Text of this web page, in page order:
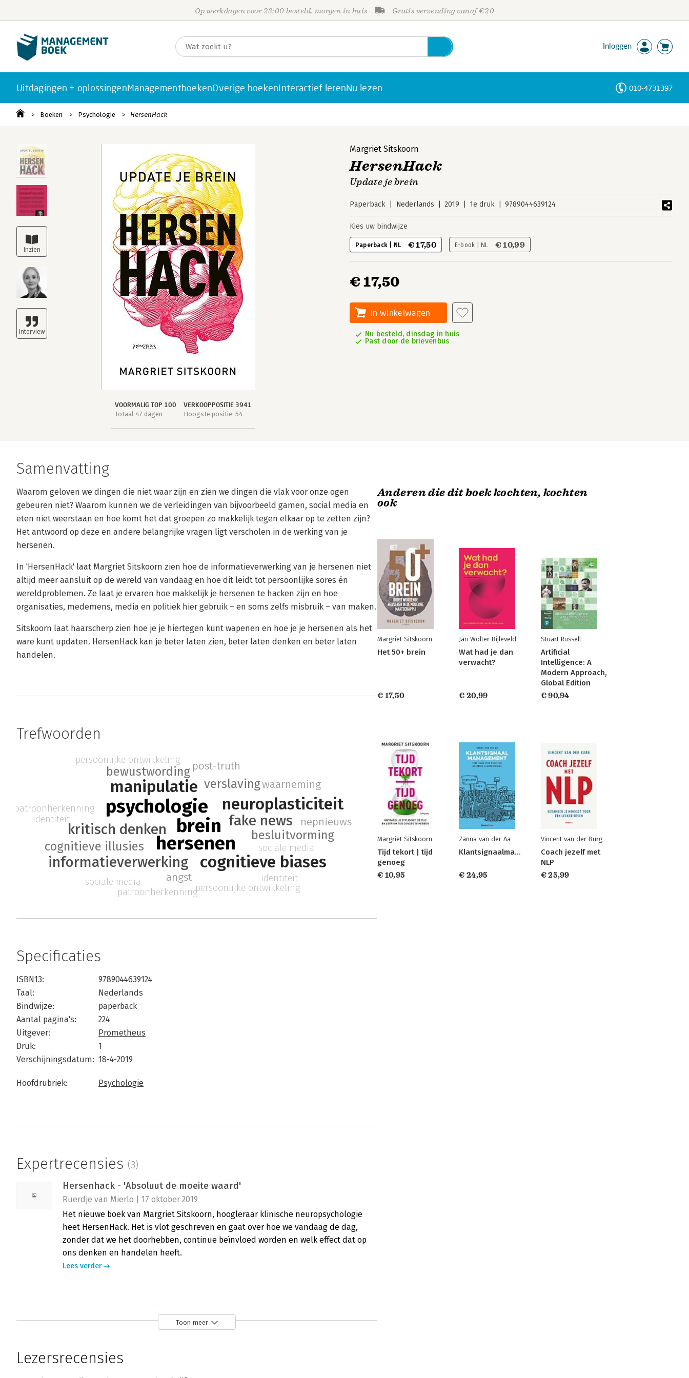
Op werkdagen voor 23:00 besteld, morgen in huis Gratis verzending vanaf €20
Inloggen
Uitdagingen + oplossingenManagementboekenOverige boekenInteractief lerenNu lezen 010-4731397
Boeken Psychologie HersenHack
VOORMALIG TOP 100
Totaal 47 dagen
VERKOOPPOSITIE 3941
Hoogste positie: 54
Margriet Sitskoorn
HersenHack
Update je brein
Paperback Nederlands 2019 1e druk 9789044639124
Kies uw bindwijze
Paperback | NL € 17,50 E-book | NL € 10,99
€ 17,50
In winkelwagen
Nu besteld, dinsdag in huis
Past door de brievenbus
Samenvatting
Waarom geloven we dingen die niet waar zijn en zien we dingen die vlak voor onze ogen
gebeuren niet? Waarom kunnen we de verleidingen van bijvoorbeeld gamen, social media en
eten niet weerstaan en hoe komt het dat groepen zo makkelijk tegen elkaar op te zetten zijn?
Het antwoord op deze en andere belangrijke vragen ligt verscholen in de werking van je
hersenen.
In 'HersenHack' laat Margriet Sitskoorn zien hoe de informatieverwerking van je hersenen niet
altijd meer aansluit op de wereld van vandaag en hoe dit leidt tot persoonlijke sores én
wereldproblemen. Ze laat je ervaren hoe makkelijk je hersenen te hacken zijn en hoe
organisaties, medemens, media en politiek hier gebruik – en soms zelfs misbruik – van maken.
Sitskoorn laat haarscherp zien hoe je je hiertegen kunt wapenen en hoe je je hersenen als het
ware kunt updaten. HersenHack kan je beter laten zien, beter laten denken en beter laten
handelen.
Trefwoorden
brein
psychologie
hersenen
manipulatie
neuroplasticiteit
cognitieve biases
informatieverwerking
kritisch denken
fake news
verslaving
besluitvorming
cognitieve illusies
bewustwording post-truth
angst
waarneming
nepnieuws
sociale media
identiteit
persoonlijke ontwikkeling
patroonherkenning
sociale media
identiteit
persoonlijke ontwikkeling
patroonherkenning
Specificaties
ISBN13:
9789044639124
Taal:
Nederlands
Bindwijze:
paperback
Aantal pagina's:
224
Uitgever:
Prometheus
Druk:
1
Verschijningsdatum: 18-4-2019
Hoofdrubriek: Psychologie
Expertrecensies (3)
Hersenhack - 'Absoluut de moeite waard'
Ruerdje van Mierlo | 17 oktober 2019
Het nieuwe boek van Margriet Sitskoorn, hoogleraar klinische neuropsychologie
heet HersenHack. Het is vlot geschreven en gaat over hoe we vandaag de dag,
zonder dat we het doorhebben, continue beïnvloed worden en welk effect dat op
ons denken en handelen heeft.
Lees verder
Elly Stroo Cloeck | 2 oktober 2019
biases en heuristieken, over beïnvloeden en manipuleren. In HersenHack van
Margriet Sitskoorn komt ook de maatschappelijke impact aan de orde.
Toon meer
Lezersrecensies
Anderen die dit boek kochten, kochten
ook
Margriet Sitskoorn
Het 50+ brein
€ 17,50
Jan Wolter Bijleveld
Wat had je dan
verwacht?
€ 20,99
Stuart Russell
Artificial
Intelligence: A
Modern Approach,
Global Edition
€ 90,94
Margriet Sitskoorn
Tijd tekort | tijd
genoeg
€ 10,95
Zanna van der Aa
Klantsignaalmanagement
€ 24,95
Vincent van der Burg
Coach jezelf met
NLP
€ 25,99
Personen